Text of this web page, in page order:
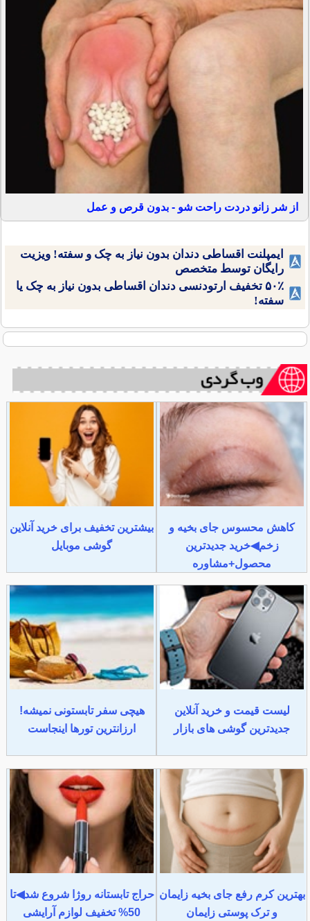
از شر زانو دردت راحت شو - بدون قرص و عمل
ایمپلنت اقساطی دندان بدون نیاز به چک و سفته! ویزیت
رایگان توسط متخصص
۵۰٪ تخفیف ارتودنسی دندان اقساطی بدون نیاز به چک یا
سفته!
کاهش محسوس جای بخیه و
زخم◀خرید جدیدترین
محصول+مشاوره
بیشترین تخفیف برای خرید آنلاین
گوشی موبایل
لیست قیمت و خرید آنلاین
جدیدترین گوشی های بازار
هیچی سفر تابستونی نمیشه!
ارزانترین تورها اینجاست
بهترین کرم رفع جای بخیه زایمان
و ترک پوستی زایمان
حراج تابستانه روژا شروع شد◀تا
50% تخفیف لوازم آرایشی